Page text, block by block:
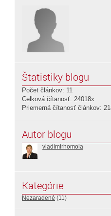
Štatistiky blogu
Počet článkov: 11
Celková čítanosť: 24018x
Priemerná čítanosť článkov:
Autor blogu
vladimirhomola
Kategórie
Nezaradené (11)